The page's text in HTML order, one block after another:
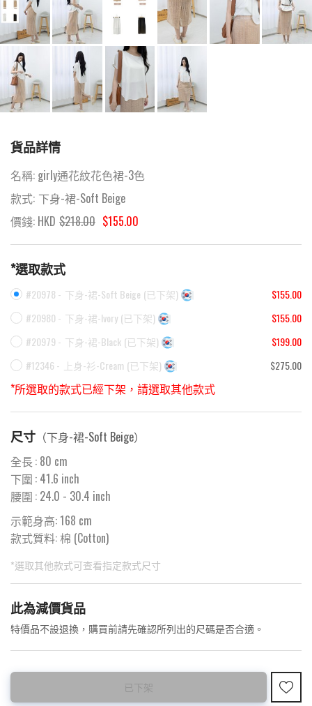
貨品詳情
名稱: girly通花紋花色裙-3色
款式: 下身-裙-Soft Beige
價錢: HKD $218.00 $155.00
*選取款式
#20978 - 下身-裙-Soft Beige (已下架)
$155.00
#20980 - 下身-裙-Ivory (已下架)
$155.00
#20979 - 下身-裙-Black (已下架)
$199.00
#12346 - 上身-衫-Cream (已下架) $275.00
*所選取的款式已經下架，請選取其他款式
尺寸 （下身-裙-Soft Beige）
全長 : 80 cm
下圍 : 41.6 inch
腰圍 : 24.0 - 30.4 inch
示範身高: 168 cm
款式質料:棉 (Cotton)
*選取其他款式可查看指定款式尺寸
此為預購品
<預購款>因為韓國東大門8月暑假關係， 預購款會於8月18日
後才陸續返貨⚠️
此為減價貨品
特價品不設退換，購買前請先確認所列出的尺碼是否合適。
已下架